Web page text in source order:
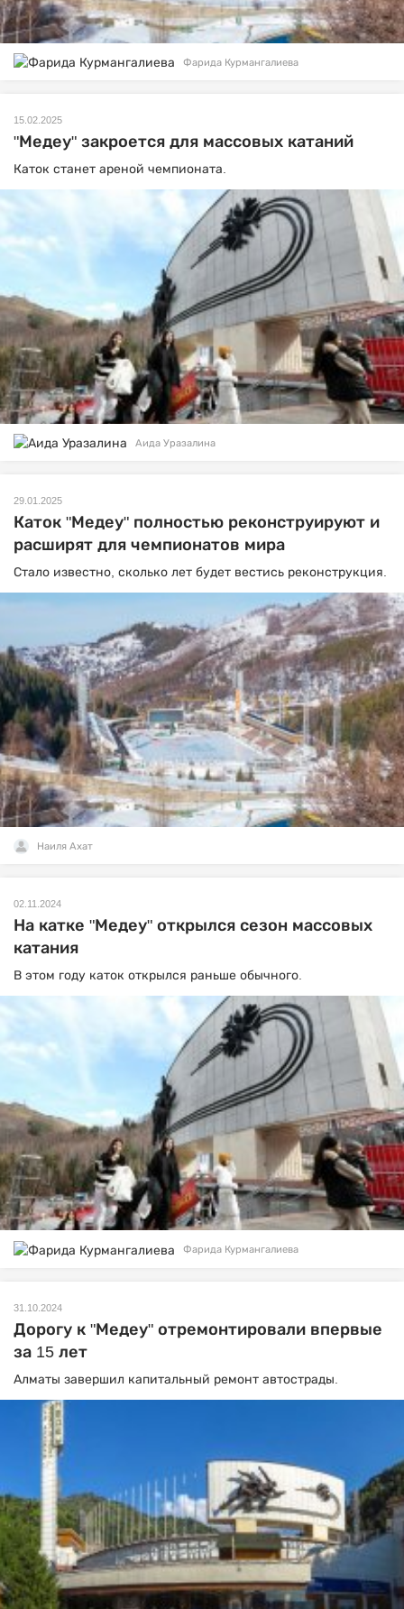
Фарида Курмангалиева
15.02.2025
"Медеу" закроется для массовых катаний
Каток станет ареной чемпионата.
Аида Уразалина
29.01.2025
Каток "Медеу" полностью реконструируют и
расширят для чемпионатов мира
Стало известно, сколько лет будет вестись реконструкция.
Наиля Ахат
02.11.2024
На катке "Медеу" открылся сезон массовых
катания
В этом году каток открылся раньше обычного.
Фарида Курмангалиева
31.10.2024
Дорогу к "Медеу" отремонтировали впервые
за 15 лет
Алматы завершил капитальный ремонт автострады.